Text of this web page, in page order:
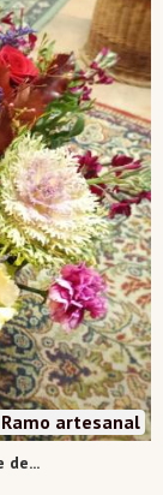
Ramo artesanal
de...